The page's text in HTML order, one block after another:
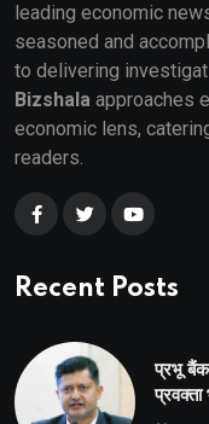
leading economic
seasoned and
to delivering
Bizshala approaches
economic lens,
readers.
Recent Posts
प्रभू